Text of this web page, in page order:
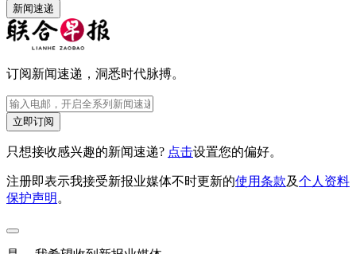
新闻速递
订阅新闻速递，洞悉时代脉搏。
立即订阅
只想接收感兴趣的新闻速递? 点击设置您的偏好。
注册即表示我接受新报业媒体不时更新的使用条款及个人资料
保护声明 。